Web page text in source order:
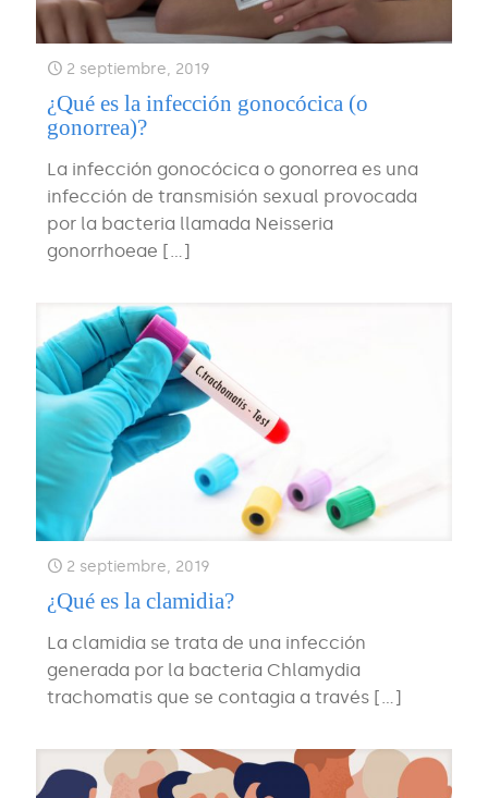
2 septiembre, 2019
¿Qué es la infección gonocócica (o
gonorrea)?
La infección gonocócica o gonorrea es una
infección de transmisión sexual provocada
por la bacteria llamada Neisseria
gonorrhoeae […]
2 septiembre, 2019
¿Qué es la clamidia?
La clamidia se trata de una infección
generada por la bacteria Chlamydia
trachomatis que se contagia a través […]